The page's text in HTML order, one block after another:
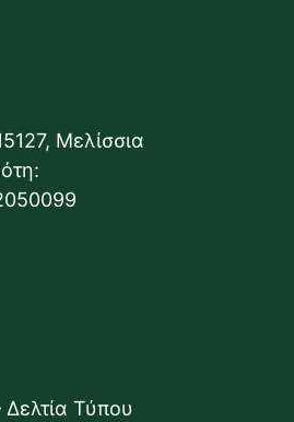
Μελίσσια
Τύπου